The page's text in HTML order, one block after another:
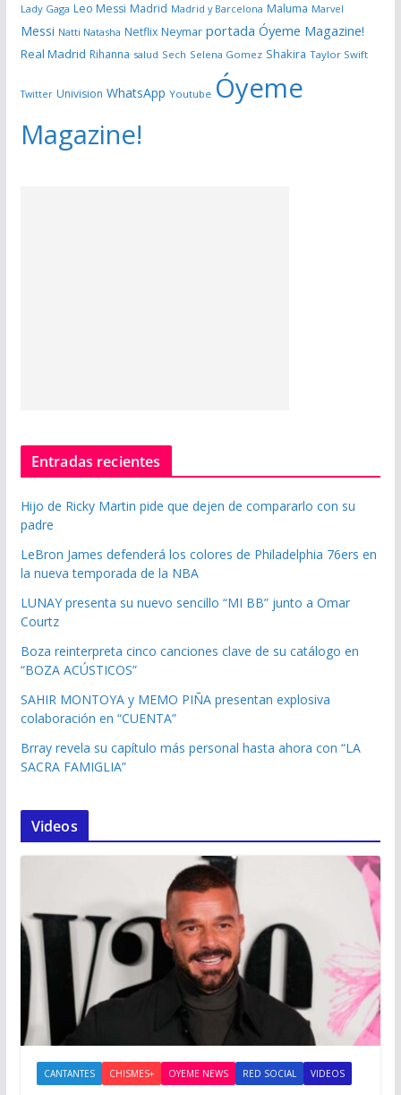
Lady Gaga Leo Messi Madrid Madrid y Barcelona Maluma Marvel
Messi Natti Natasha Netflix Neymar portada Óyeme Magazine!
Real Madrid Rihanna salud Sech Selena Gomez Shakira Taylor Swift
Twitter Univision WhatsApp Youtube Óyeme
Magazine!
Entradas recientes
Hijo de Ricky Martin pide que dejen de compararlo con su
padre
LeBron James defenderá los colores de Philadelphia 76ers en
la nueva temporada de la NBA
LUNAY presenta su nuevo sencillo “MI BB” junto a Omar
Courtz
Boza reinterpreta cinco canciones clave de su catálogo en
“BOZA ACÚSTICOS”
SAHIR MONTOYA y MEMO PIÑA presentan explosiva
colaboración en “CUENTA”
Brray revela su capítulo más personal hasta ahora con “LA
SACRA FAMIGLIA”
Videos
CANTANTES CHISMES+ OYEME NEWS RED SOCIAL VIDEOS